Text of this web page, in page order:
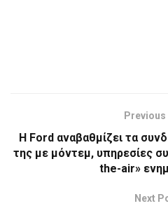
Η Ford αναβαθμίζει τα
της με μόντεμ, υπηρεσίες
the-air»
Next